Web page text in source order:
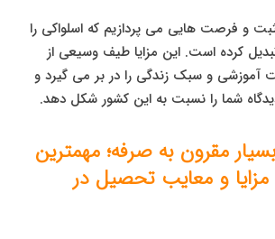
و فرصت هایی می پردازیم که اسلواکی را
کرده است. این مزایا طیف وسیعی از
آموزشی و سبک زندگی را در بر می گیرد و
شما را نسبت به این کشور شکل دهد.
مقرون به صرفه؛ مهمترین
و معایب تحصیل در